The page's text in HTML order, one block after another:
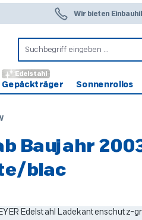
Wir bieten
Gepäckträger
Edelstahl
Sonnenrollos
Baujahr
blac